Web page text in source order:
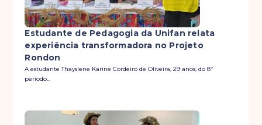
Estudante de Pedagogia da Unifan relata
experiência transformadora no Projeto
Rondon
A estudante Thayslene Karine Cordeiro de Oliveira, 29 anos, do 8º
período…